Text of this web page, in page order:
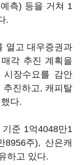
측) 등을 거쳐 1
.
열고 대우증권과
각 추진 계획을
시장수요를 감안
추진하고, 캐피탈
다.
준 1억4048만1
8956주), 산은캐
하고 있다.